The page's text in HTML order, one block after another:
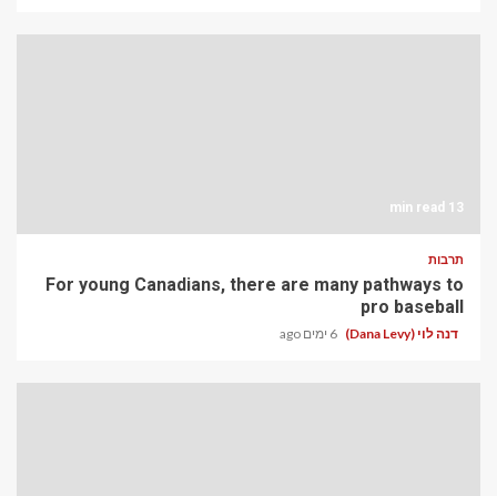
13 min read
תרבות
For young Canadians, there are many pathways to
pro baseball
דנה לוי (Dana Levy) 6 ימים ago